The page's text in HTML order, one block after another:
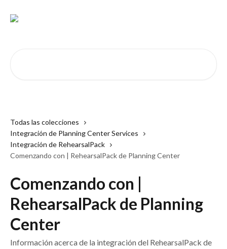
Todas las colecciones
Integración de Planning Center Services
Integración de RehearsalPack
Comenzando con | RehearsalPack de Planning Center
Comenzando con |
RehearsalPack de Planning
Center
Información acerca de la integración del RehearsalPack de